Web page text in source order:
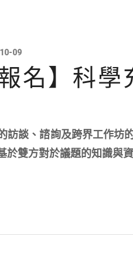
09
報名】科
訪談、諮詢及跨界工作坊
於雙方對於議題的知識與